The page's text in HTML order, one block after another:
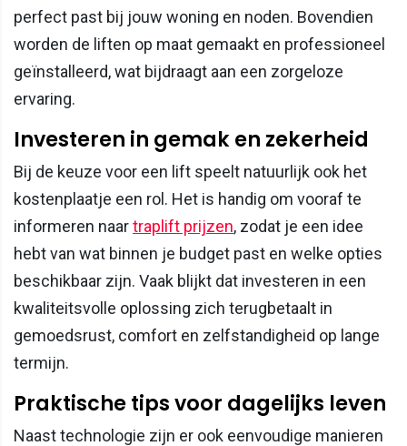
perfect past bij jouw woning en noden. Bovendien
worden de liften op maat gemaakt en professioneel
geïnstalleerd, wat bijdraagt aan een zorgeloze
ervaring.
Investeren in gemak en zekerheid
Bij de keuze voor een lift speelt natuurlijk ook het
kostenplaatje een rol. Het is handig om vooraf te
informeren naartraplift prijzen, zodat je een idee
hebt van wat binnen je budget past en welke opties
beschikbaar zijn. Vaak blijkt dat investeren in een
kwaliteitsvolle oplossing zich terugbetaalt in
gemoedsrust, comfort en zelfstandigheid op lange
termijn.
Praktische tips voor dagelijks leven
Naast technologie zijn er ook eenvoudige manieren